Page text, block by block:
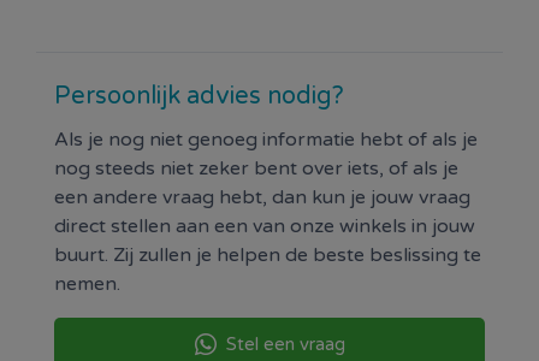
Persoonlijk advies nodig?
Als je nog niet genoeg informatie hebt of als je
nog steeds niet zeker bent over iets, of als je
een andere vraag hebt, dan kun je jouw vraag
direct stellen aan een van onze winkels in jouw
buurt. Zij zullen je helpen de beste beslissing te
nemen.
Stel een vraag